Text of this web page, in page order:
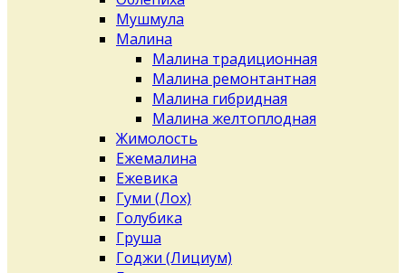
Мушмула
Малина
Малина традиционная
Малина ремонтантная
Малина гибридная
Малина желтоплодная
Жимолость
Ежемалина
Ежевика
Гуми (Лох)
Голубика
Груша
Годжи (Лициум)